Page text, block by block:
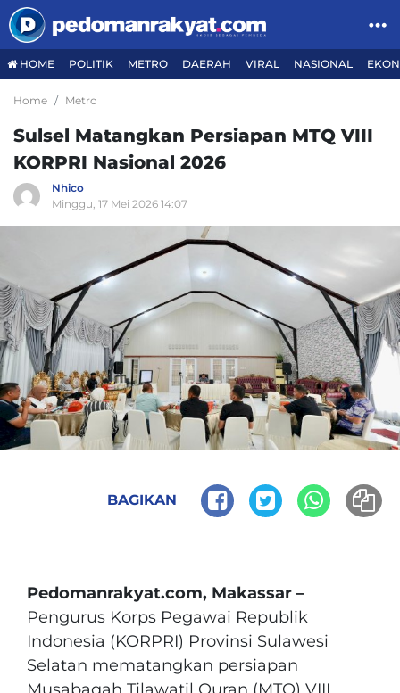
HOME POLITIK METRO DAERAH VIRAL NASIONAL
Home Metro
Sulsel Matangkan Persiapan MTQ VIII
KORPRI Nasional 2026
Nhico
Minggu, 17 Mei 2026 14:07
BAGIKAN
Pedomanrakyat.com, Makassar –
Pengurus Korps Pegawai Republik
Indonesia (KORPRI) Provinsi Sulawesi
Selatan mematangkan persiapan